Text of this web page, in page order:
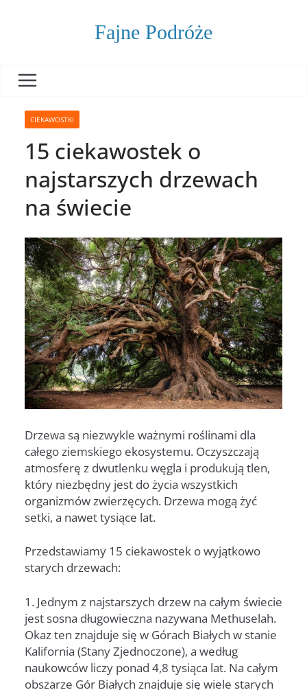
Fajne Podróże
CIEKAWOSTKI
15 ciekawostek o
najstarszych drzewach
na świecie
Drzewa są niezwykle ważnymi roślinami dla
całego ziemskiego ekosystemu. Oczyszczają
atmosferę z dwutlenku węgla i produkują tlen,
który niezbędny jest do życia wszystkich
organizmów zwierzęcych. Drzewa mogą żyć
setki, a nawet tysiące lat.
Przedstawiamy 15 ciekawostek o wyjątkowo
starych drzewach:
1. Jednym z najstarszych drzew na całym świecie
jest sosna długowieczna nazywana Methuselah.
Okaz ten znajduje się w Górach Białych w stanie
Kalifornia (Stany Zjednoczone), a według
naukowców liczy ponad 4,8 tysiąca lat. Na całym
obszarze Gór Białych znajduje się wiele starych